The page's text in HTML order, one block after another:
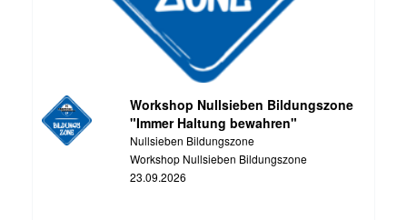
Workshop Nullsieben Bildungszone
"Immer Haltung bewahren"
Nullsieben Bildungszone
Workshop Nullsieben Bildungszone
23.09.2026